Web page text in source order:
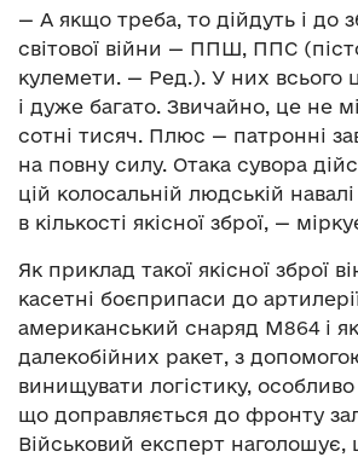
— А якщо треба, то дійдуть і до
світової війни — ППШ, ППС
кулемети. — Ред.). У них всього
і дуже багато. Звичайно, це не
сотні тисяч. Плюс — патронні
на повну силу. Отака сувора
цій колосальній людській
в кількості якісної зброї, —
Як приклад такої якісної зброї
касетні боєприпаси до
американський снаряд М864 і
далекобійних ракет, з
винищувати логістику,
що доправляється до фронту
Військовий експерт наголошує,